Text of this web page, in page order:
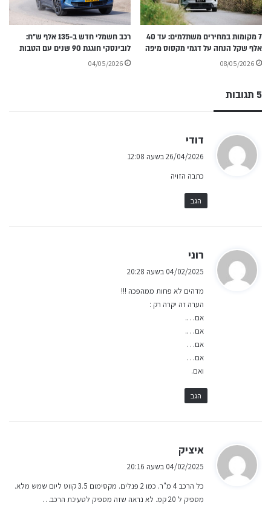
7 מקומות במחירים משתלמים: עד 40
אלף שקל הנחה על דגמי מקסוס מיפה
08/05/2026
רכב חשמלי חדש ב-135 אלף ש״ח:
לובינסקי חוגגת 90 שנים עם הטבות
04/05/2026
5 תגובות
דודי
ב
:
26/04/2026 בשעה 12:08
כתבה הזויה
הגב
רוני
ג
ב
04/02/2025 בשעה 20:28
מדהים לא פחות ממהפכה !!!
הערה זה יקרה רק :
אם….
אם….
אם…
אם…
ואם.
הגב
איציק
ג
ב
04/02/2025 בשעה 20:16
כל הרכב 4 מ"ר. כמו 2 פנלים. מקסימום 3.5 קווט ליום שמש מלא.
מספיק ל 20 קמ. לא נראה שזה מספיק לטעינת הרכב…